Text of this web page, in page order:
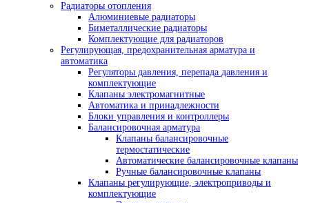
Радиаторы отопления
Алюминиевые радиаторы
Биметаллические радиаторы
Комплектующие для радиаторов
Регулирующая, предохранительная арматура и
автоматика
Регуляторы давления, перепада давления и
комплектующие
Клапаны электромагнитные
Автоматика и принадлежности
Блоки управления и контроллеры
Балансировочная арматура
Клапаны балансировочные
термостатические
Автоматические балансировочные клапаны
Ручные балансировочные клапаны
Клапаны регулирующие, электроприводы и
комплектующие